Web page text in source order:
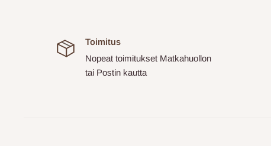
Toimitus
Nopeat toimitukset Matkahuollon
tai Postin kautta